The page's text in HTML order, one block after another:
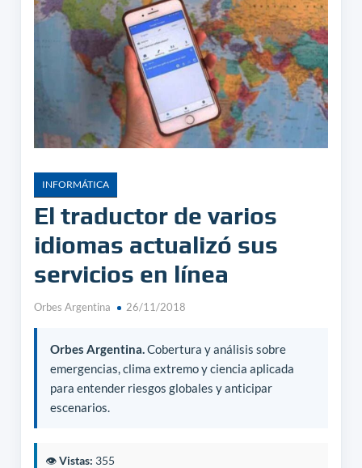
INFORMÁTICA
El traductor de varios
idiomas actualizó sus
servicios en línea
Orbes Argentina 26/11/2018
Orbes Argentina.Cobertura y análisis sobre
emergencias, clima extremo y ciencia aplicada
para entender riesgos globales y anticipar
escenarios.
👁️Vistas: 355